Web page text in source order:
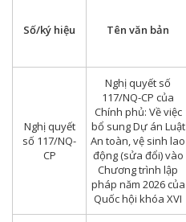
Số/ký hiệu Tên văn bản
Nghị quyết
số 117/NQ-
CP
Nghị quyết số
117/NQ-CP của
Chính phủ: Về việc
bổ sung Dự án Luật
An toàn, vệ sinh lao
động (sửa đổi) vào
Chương trình lập
pháp năm 2026 của
Quốc hội khóa XVI